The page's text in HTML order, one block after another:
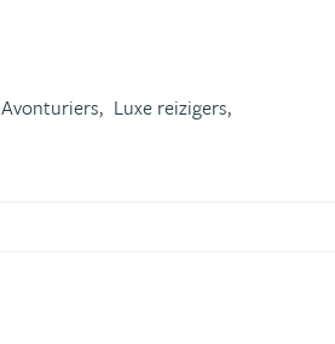
Avonturiers, Luxe reizigers,